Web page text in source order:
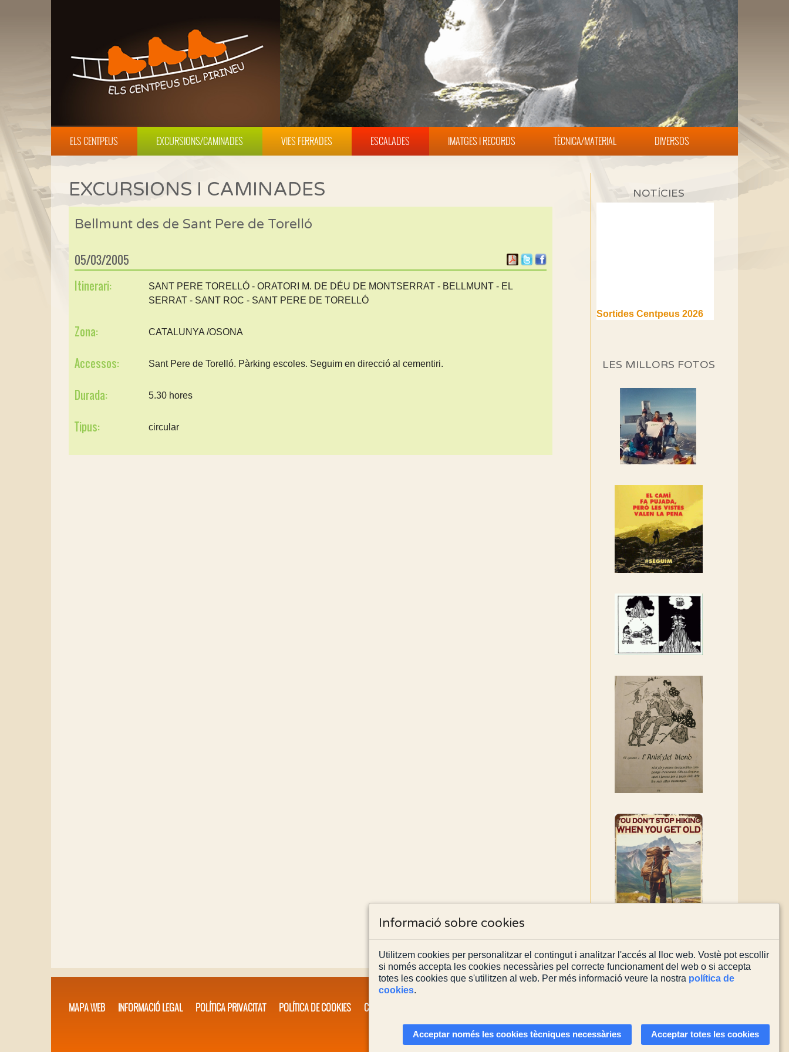
ELS CENTPEUS EXCURSIONS/CAMINADES VIES FERRADES ESCALADES IMATGES I RECORDS TÈCNICA/MATERIAL DIVERSOS
EXCURSIONS I CAMINADES
Bellmunt des de Sant Pere de Torelló
05/03/2005
Itinerari:
SANT PERE TORELLÓ - ORATORI M. DE DÉU DE MONTSERRAT - BELLMUNT - EL
SERRAT - SANT ROC - SANT PERE DE TORELLÓ
Zona: CATALUNYA /OSONA
Accessos: Sant Pere de Torelló. Pàrking escoles. Seguim en direcció al cementiri.
Durada: 5.30 hores
Tipus: circular
NOTÍCIES
(1a part)
Si no podem caminar,
alguna cosa hem de fer...
Els Centpeus signen el
Manifest a favor dels
Camins Vells
manifest!
Rebem un diploma dels
Amics de Sant Aniol
d'Aguja
Els Centpeus estem
recuperació del refugi i de
l'entorn de Sant Aniol
LES MILLORS FOTOS
MAPA WEB INFORMACIÓ LEGAL POLÍTICA PRIVACITAT POLÍTICA DE COOKIES CONTACTA'NS
Actualitzada el03/08/2026
Informació sobre cookies
Utilitzem cookies per personalitzar el contingut i analitzar l'accés al lloc web. Vostè pot escollir
si només accepta les cookies necessàries pel correcte funcionament del web o si accepta
totes les cookies que s'utilitzen al web. Per més informació veure la nostra política de
cookies.
Acceptar només les cookies tècniques necessàries Acceptar totes les cookies